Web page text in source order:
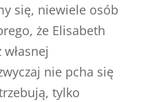
się, niewiele osób
że Elisabeth
nie pcha się
tylko